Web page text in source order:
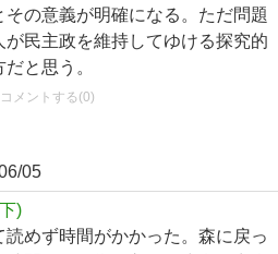
その意義が明確になる。ただ問題
が民主政を維持してゆける探究的
と思う。
コメントする(0)
05
)
読めず時間がかかった。森に戻っ